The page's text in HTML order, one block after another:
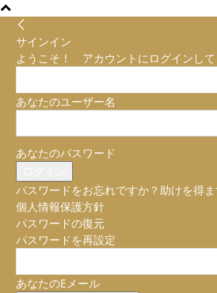
サインイン
ようこそ！ アカウントにログインして
あなたのユーザー名
あなたのパスワード
パスワードをお忘れですか？助けを得
個人情報保護方針
パスワードの復元
パスワードを再設定
あなたのEメール